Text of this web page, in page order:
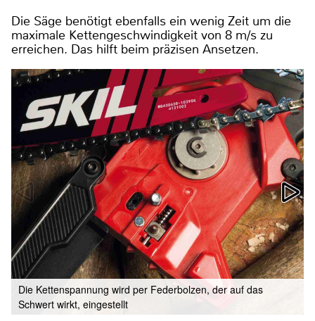
Die Säge benötigt ebenfalls ein wenig Zeit um die
maximale Kettengeschwindigkeit von 8 m/s zu
erreichen. Das hilft beim präzisen Ansetzen.
Die Kettenspannung wird per Federbolzen, der auf das
Schwert wirkt, eingestellt